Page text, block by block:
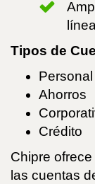
Tipos de
Personal
Ahorros
Crédito
Chipre
las cuentas